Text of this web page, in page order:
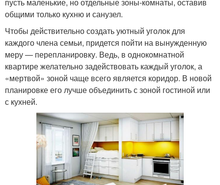
общими только кухню и санузел.
Чтобы действительно создать уютный уголок для
каждого члена семьи, придется пойти на вынужденную
меру — перепланировку. Ведь, в однокомнатной
квартире желательно задействовать каждый уголок, а
«мертвой» зоной чаще всего является коридор. В новой
планировке его лучше объединить с зоной гостиной или
с кухней.